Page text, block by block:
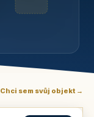
Chci sem svůj objekt →